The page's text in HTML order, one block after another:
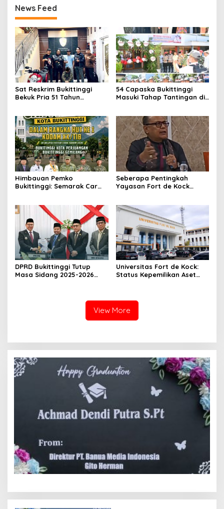
News Feed
Sat Reskrim Bukittinggi
Bekuk Pria 51 Tahun
54 Capaska Bukittinggi
Masuki Tahap Tantingan di
Himbauan Pemko
Bukittinggi: Semarak Car
Militer (KODAM) XX/Tuanku
Imam Bonjol
Seberapa Pentingkah
Yayasan Fort de Kock
Jam Gadang?
DPRD Bukittinggi Tutup
Masa Sidang 2025-2026
Universitas Fort de Kock:
Status Kepemilikan Aset
Putusan Mahkamah Agung
Nomor 2108/K/Pdt/2022
View More